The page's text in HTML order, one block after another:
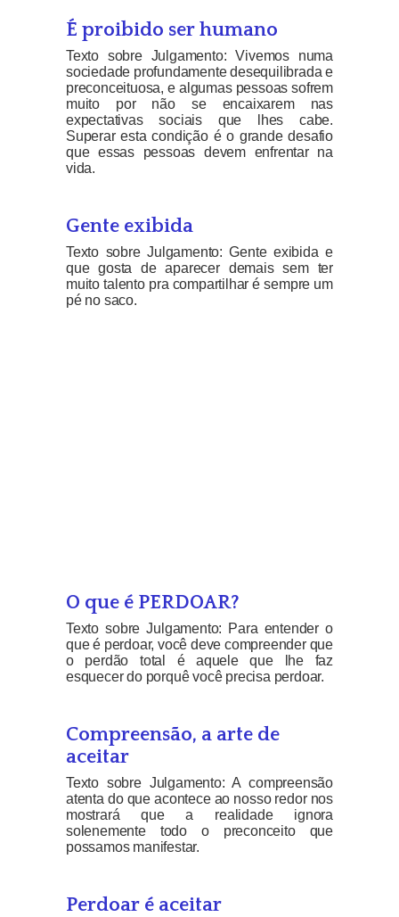
É proibido ser humano
Texto sobre Julgamento: Vivemos numa
sociedade profundamente desequilibrada e
preconceituosa, e algumas pessoas sofrem
muito por não se encaixarem nas
expectativas sociais que lhes cabe.
Superar esta condição é o grande desafio
que essas pessoas devem enfrentar na
vida.
Gente exibida
Texto sobre Julgamento: Gente exibida e
que gosta de aparecer demais sem ter
muito talento pra compartilhar é sempre um
pé no saco.
O que é PERDOAR?
Texto sobre Julgamento: Para entender o
que é perdoar, você deve compreender que
o perdão total é aquele que lhe faz
esquecer do porquê você precisa perdoar.
Compreensão, a arte de
aceitar
Texto sobre Julgamento: A compreensão
atenta do que acontece ao nosso redor nos
mostrará que a realidade ignora
solenemente todo o preconceito que
possamos manifestar.
Perdoar é aceitar